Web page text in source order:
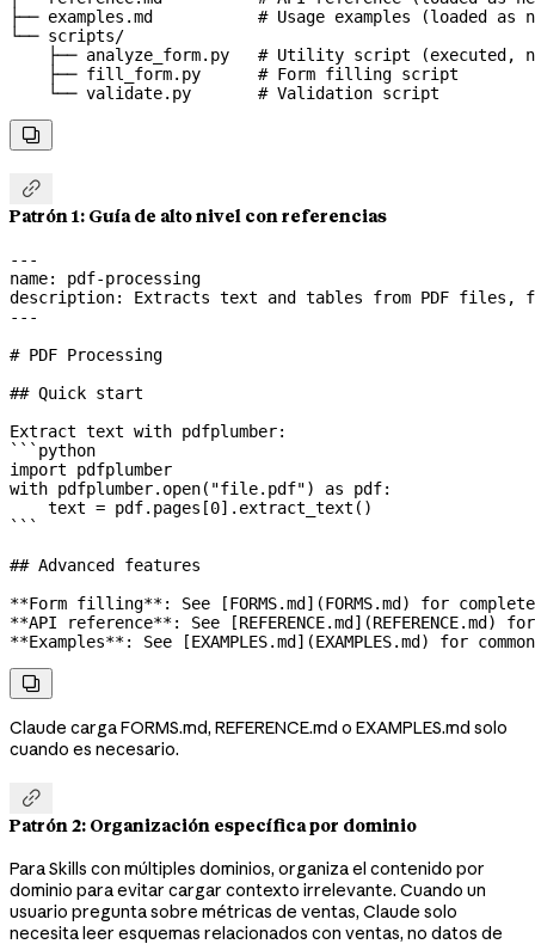
├── examples.md           # Usage examples (loaded as
└── scripts/
├── analyze_form.py   # Utility script (executed,
    ├── fill_form.py      # Form filling script
    └── validate.py       # Validation script


Patrón 1: Guía de alto nivel con referencias
---
name: pdf-processing
description: Extracts text and tables from PDF files,
---
# PDF Processing
## Quick start
Extract text with pdfplumber:
```python
import pdfplumber
with pdfplumber.open( "file.pdf") as pdf:
    text
= pdf.pages[0].extract_text()
```
## Advanced features
**Form filling**: See [FORMS.md ](FORMS.md ) for
**API reference**: See [REFERENCE.md ](REFERENCE.md ) for
**Examples**: See [EXAMPLES.md ](EXAMPLES.md ) for

Claude carga FORMS.md, REFERENCE.md o EXAMPLES.md solo
cuando es necesario.

Patrón 2: Organización específica por dominio
Para Skills con múltiples dominios, organiza el contenido por
dominio para evitar cargar contexto irrelevante. Cuando un
usuario pregunta sobre métricas de ventas, Claude solo
necesita leer esquemas relacionados con ventas, no datos de